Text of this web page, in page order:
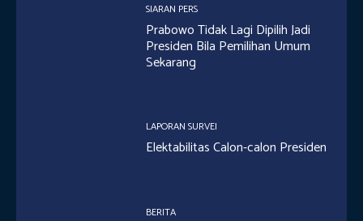
SIARAN PERS
Prabowo Tidak Lagi Dipilih Jadi
Presiden Bila Pemilihan Umum
Sekarang
LAPORAN SURVEI
Elektabilitas Calon-calon Presiden
BERITA